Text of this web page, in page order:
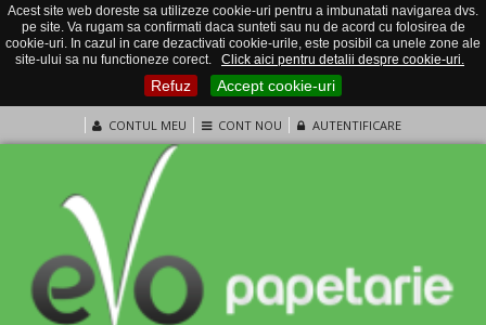
Acest site web doreste sa utilizeze cookie-uri pentru a imbunatati navigarea dvs.
pe site. Va rugam sa confirmati daca sunteti sau nu de acord cu folosirea de
cookie-uri. In cazul in care dezactivati cookie-urile, este posibil ca unele zone ale
site-ului sa nu functioneze corect.
Click aici pentru detalii despre cookie-uri.
Refuz Accept cookie-uri
CONTUL MEU CONT NOU AUTENTIFICARE